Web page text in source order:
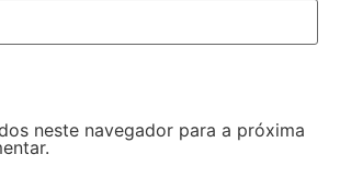
neste navegador para a próxima